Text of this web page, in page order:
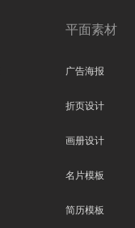
平面素材
广告海报
折页设计
画册设计
名片模板
简历模板